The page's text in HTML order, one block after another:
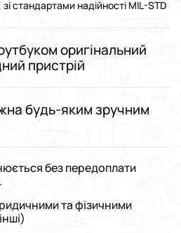
стандартами надійності MIL-STD
оригінальний
пристрій
будь-яким зручним
без передоплати
та фізичними